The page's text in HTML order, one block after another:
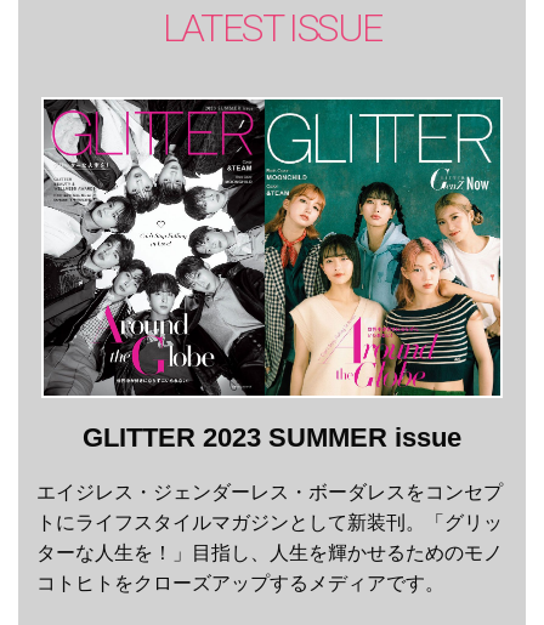
LATEST ISSUE
GLITTER 2023 SUMMER issue
エイジレス・ジェンダーレス・ボーダレスをコンセプ
トにライフスタイルマガジンとして新装刊。「グリッ
ターな人生を！」目指し、人生を輝かせるためのモノ
コトヒトをクローズアップするメディアです。